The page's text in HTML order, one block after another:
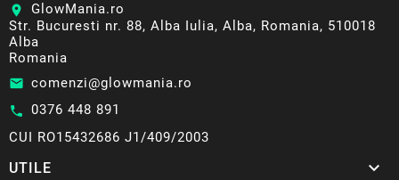
location_on
GlowMania.ro
Str. Bucuresti nr. 88, Alba Iulia, Alba, Romania, 510018
Alba
Romania
email comenzi@glowmania.ro
call 0376 448 891
CUI RO15432686 J1/409/2003
UTILE 